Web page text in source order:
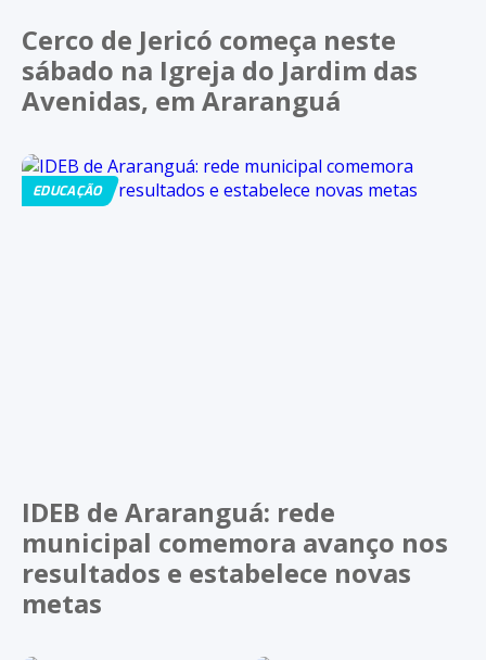
Cerco de Jericó começa neste
sábado na Igreja do Jardim das
Avenidas, em Araranguá
EDUCAÇÃO
IDEB de Araranguá: rede
municipal comemora avanço nos
resultados e estabelece novas
metas